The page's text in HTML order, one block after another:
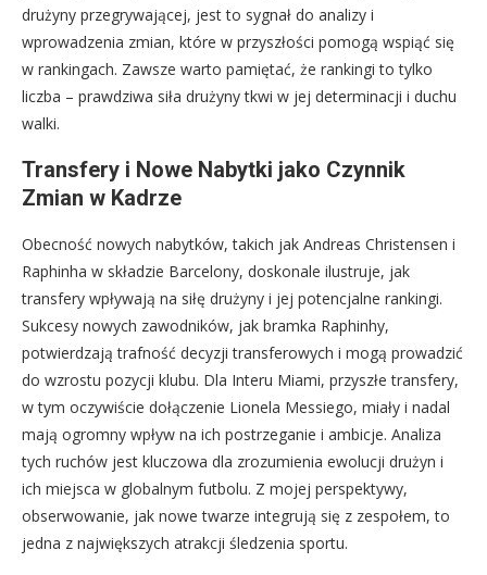
drużyny przegrywającej, jest to sygnał do analizy i
wprowadzenia zmian, które w przyszłości pomogą wspiąć się
w rankingach. Zawsze warto pamiętać, że rankingi to tylko
liczba – prawdziwa siła drużyny tkwi w jej determinacji i duchu
walki.
Transfery i Nowe Nabytki jako Czynnik
Zmian w Kadrze
Obecność nowych nabytków, takich jak Andreas Christensen i
Raphinha w składzie Barcelony, doskonale ilustruje, jak
transfery wpływają na siłę drużyny i jej potencjalne rankingi.
Sukcesy nowych zawodników, jak bramka Raphinhy,
potwierdzają trafność decyzji transferowych i mogą prowadzić
do wzrostu pozycji klubu. Dla Interu Miami, przyszłe transfery,
w tym oczywiście dołączenie Lionela Messiego, miały i nadal
mają ogromny wpływ na ich postrzeganie i ambicje. Analiza
tych ruchów jest kluczowa dla zrozumienia ewolucji drużyn i
ich miejsca w globalnym futbolu. Z mojej perspektywy,
obserwowanie, jak nowe twarze integrują się z zespołem, to
jedna z największych atrakcji śledzenia sportu.